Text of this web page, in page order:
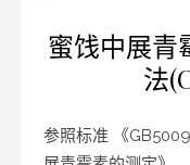
蜜饯中展青
法
参照标准 《